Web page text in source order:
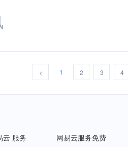
< 1 2 3 4
云 服务
网易云服务免费